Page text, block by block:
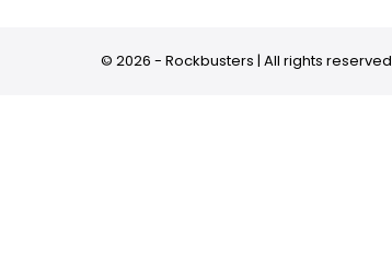
© 2026 - Rockbusters | All rights reserved